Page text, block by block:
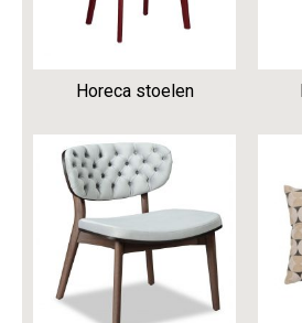
Horeca stoelen